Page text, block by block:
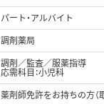
パート・アルバイト
調剤薬局
調剤／監査／服薬指導
応需科目：小児科
薬剤師免許をお持ちの方（